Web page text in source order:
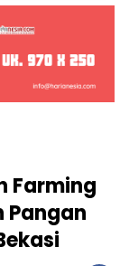
Farming
Pangan